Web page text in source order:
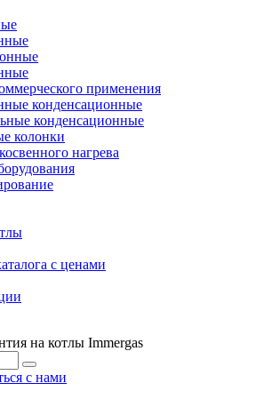
применения
конденсационные
конденсационные
колонки
нагрева
с ценами
на котлы Immergas
с нами